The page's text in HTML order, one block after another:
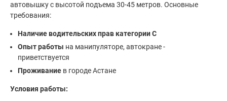
автовышку с высотой подъема 30-45 метров. Основные
требования:
Наличие водительских прав категории C
Опыт работы на манипуляторе, автокране -
приветствуется
Проживание в городе Астане
Условия работы: